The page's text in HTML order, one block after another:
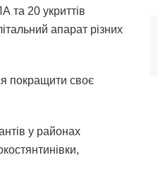
та 20 укриттів
апарат різних
покращити своє
у районах